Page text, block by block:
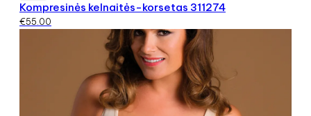
Kompresinės kelnaitės-korsetas 311274
€55.00